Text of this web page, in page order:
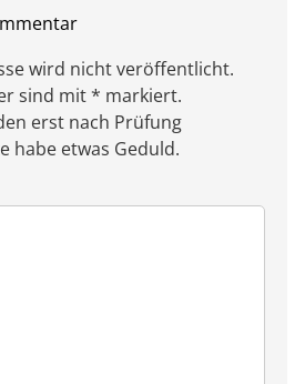
wird nicht veröffentlicht.
sind mit * markiert.
erst nach Prüfung
habe etwas Geduld.